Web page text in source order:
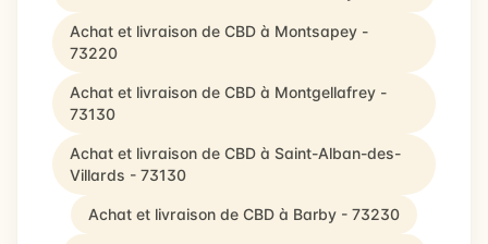
Achat et livraison de CBD à Montsapey -
73220
Achat et livraison de CBD à Montgellafrey -
73130
Achat et livraison de CBD à Saint-Alban-des-
Villards - 73130
Achat et livraison de CBD à Barby - 73230